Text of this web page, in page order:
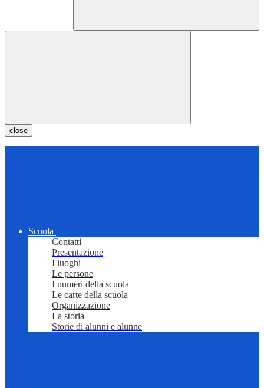
close
Scuola
Contatti
Presentazione
I luoghi
Le persone
I numeri della scuola
Le carte della scuola
Organizzazione
La storia
Storie di alunni e alunne